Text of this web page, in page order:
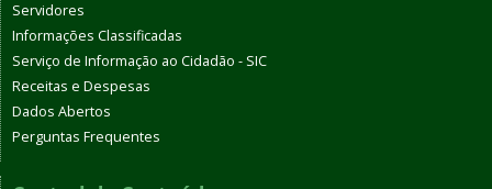
Servidores
Informações Classificadas
Serviço de Informação ao Cidadão - SIC
Receitas e Despesas
Dados Abertos
Perguntas Frequentes